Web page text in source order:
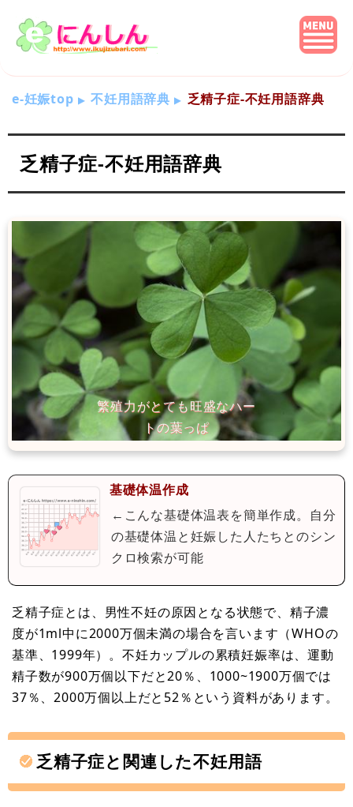
e-妊娠top 不妊用語辞典 乏精子症-不妊用語辞典
乏精子症-不妊用語辞典
基礎体温作成
←こんな基礎体温表を簡単作成。自分
の基礎体温と妊娠した人たちとのシン
クロ検索が可能
乏精子症とは、男性不妊の原因となる状態で、精子濃
度が1ml中に2000万個未満の場合を言います（WHOの
基準、1999年）。不妊カップルの累積妊娠率は、運動
精子数が900万個以下だと20％、1000~1900万個では
37％、2000万個以上だと52％という資料があります。
乏精子症と関連した不妊用語